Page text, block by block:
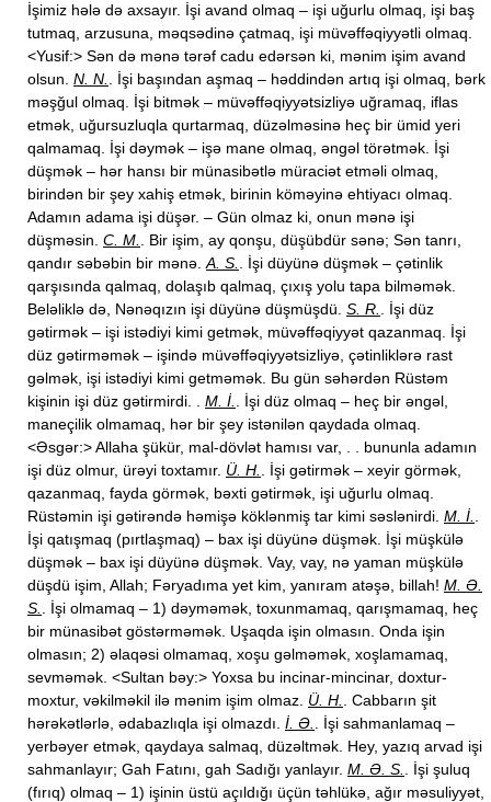
İşimiz hələ də axsayır. İşi avand olmaq – işi uğurlu olmaq, işi baş
tutmaq, arzusuna, məqsədinə çatmaq, işi müvəffəqiyyətli olmaq.
<Yusif:> Sən də mənə tərəf cadu edərsən ki, mənim işim avand
olsun. N. N.
. İşi başından aşmaq – həddindən artıq işi olmaq, bərk
məşğul olmaq. İşi bitmək – müvəffəqiyyətsizliyə uğramaq, iflas
etmək, uğursuzluqla qurtarmaq, düzəlməsinə heç bir ümid yeri
qalmamaq. İşi dəymək – işə mane olmaq, əngəl törətmək. İşi
düşmək – hər hansı bir münasibətlə müraciət etməli olmaq,
birindən bir şey xahiş etmək, birinin köməyinə ehtiyacı olmaq.
Adamın adama işi düşər. – Gün olmaz ki, onun mənə işi
düşməsin. C. M.
. Bir işim, ay qonşu, düşübdür sənə; Sən tanrı,
qandır səbəbin bir mənə. A. S.
. İşi düyünə düşmək – çətinlik
qarşısında qalmaq, dolaşıb qalmaq, çıxış yolu tapa bilməmək.
Beləliklə də, Nənəqızın işi düyünə düşmüşdü. S. R.
. İşi düz
gətirmək – işi istədiyi kimi getmək, müvəffəqiyyət qazanmaq. İşi
düz gətirməmək – işində müvəffəqiyyətsizliyə, çətinliklərə rast
gəlmək, işi istədiyi kimi getməmək. Bu gün səhərdən Rüstəm
kişinin işi düz gətirmirdi. . M. İ.
. İşi düz olmaq – heç bir əngəl,
maneçilik olmamaq, hər bir şey istənilən qaydada olmaq.
<Əsgər:> Allaha şükür, mal-dövlət hamısı var, . . bununla adamın
işi düz olmur, ürəyi toxtamır. Ü. H.
. İşi gətirmək – xeyir görmək,
qazanmaq, fayda görmək, bəxti gətirmək, işi uğurlu olmaq.
Rüstəmin işi gətirəndə həmişə köklənmiş tar kimi səslənirdi. M. İ.
İşi qatışmaq (pırtlaşmaq) – bax işi düyünə düşmək. İşi müşkülə
düşmək – bax işi düyünə düşmək. Vay, vay, nə yaman müşkülə
düşdü işim, Allah; Fəryadıma yet kim, yanıram atəşə, billah! M. Ə.
S.
. İşi olmamaq – 1) dəyməmək, toxunmamaq, qarışmamaq, heç
bir münasibət göstərməmək. Uşaqda işin olmasın. Onda işin
olmasın; 2) əlaqəsi olmamaq, xoşu gəlməmək, xoşlamamaq,
sevməmək. <Sultan bəy:> Yoxsa bu incinar-mincinar, doxtur-
moxtur, vəkilməkil ilə mənim işim olmaz. Ü. H.
. Cabbarın şit
hərəkətlərlə, ədabazlıqla işi olmazdı. İ. Ə.
. İşi sahmanlamaq –
yerbəyer etmək, qaydaya salmaq, düzəltmək. Hey, yazıq arvad işi
sahmanlayır; Gah Fatını, gah Sadığı yanlayır. M. Ə. S.
. İşi şuluq
(fırıq) olmaq – 1) işinin üstü açıldığı üçün təhlükə, ağır məsuliyyət,